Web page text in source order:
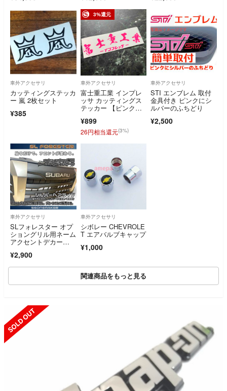
車外アクセサリ
カッティングステッカ
ー 嵐 2枚セット
¥385
3%還元
車外アクセサリ
富士重工業 インプレ
ッサ カッティングス
テッカー 【ピンク】
能 スバルインプレッ
サ
¥899
26円相当還元(3%)
車外アクセサリ
STI エンブレム 取付
金具付き ピンクにシ
ルバーのふちどり
¥2,500
車外アクセサリ
SLフォレスター オプ
ショングリル用ネーム
アクセントデカー
ン
¥2,900
車外アクセサリ
シボレー CHEVROLE
T エアバルブキャップ
¥1,000
関連商品をもっと見る